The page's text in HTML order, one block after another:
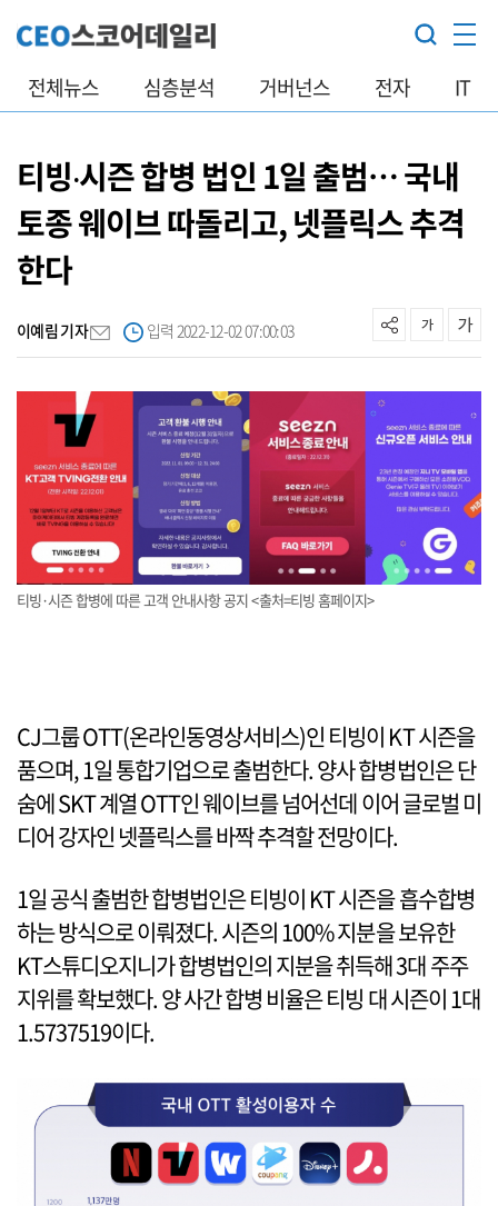
전체뉴스 심층분석 거버넌스 전자 IT
티빙‧시즌 합병 법인 1일 출범… 국내
토종 웨이브 따돌리고, 넷플릭스 추격
한다
이예림 기자 입력 2022-12-02 07:00:03
티빙·시즌 합병에 따른 고객 안내사항 공지 <출처=티빙 홈페이지>
CJ그룹 OTT(온라인동영상서비스)인 티빙이 KT 시즌을
품으며, 1일 통합기업으로 출범한다. 양사 합병법인은 단
숨에 SKT 계열 OTT인 웨이브를 넘어선데 이어 글로벌 미
디어 강자인 넷플릭스를 바짝 추격할 전망이다.
1일 공식 출범한 합병법인은 티빙이 KT 시즌을 흡수합병
하는 방식으로 이뤄졌다. 시즌의 100% 지분을 보유한
KT스튜디오지니가 합병법인의 지분을 취득해 3대 주주
지위를 확보했다. 양 사간 합병 비율은 티빙 대 시즌이 1대
1.5737519이다.